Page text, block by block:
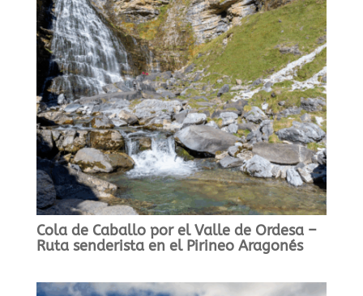
Cola de Caballo por el Valle de Ordesa –
Ruta senderista en el Pirineo Aragonés